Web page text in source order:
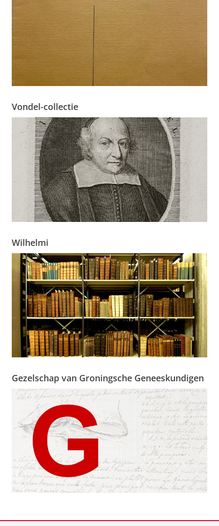
Vondel-collectie
Wilhelmi
Gezelschap van Groningsche Geneeskundigen
View this page in:English